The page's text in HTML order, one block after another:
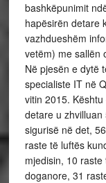
bashkëpunimit
hapësirën detare
vazhdueshëm
vetëm) me sallën
Në pjesën e dytë
specialiste IT në
vitin 2015.
detare u
sigurisë në det,
raste të luftës
mjedisin, 10
doganore, 31